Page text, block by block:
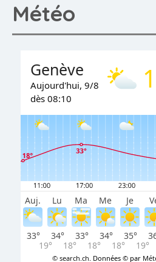
Météo